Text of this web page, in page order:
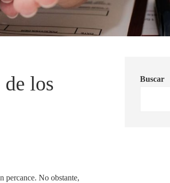
los
percance. No obstante,
Buscar